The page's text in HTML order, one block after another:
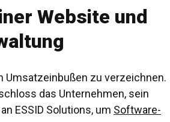
Website und
Umsatzeinbußen zu verzeichnen.
das Unternehmen, sein
ESSID Solutions, um Software-